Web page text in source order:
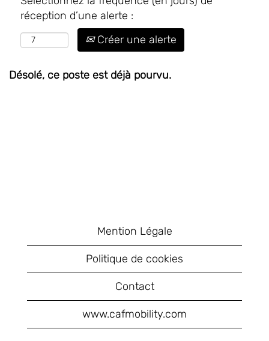
réception d’une alerte :
Créer une alerte
Désolé, ce poste est déjà pourvu.
Mention Légale
Politique de cookies
Contact
www.cafmobility.com